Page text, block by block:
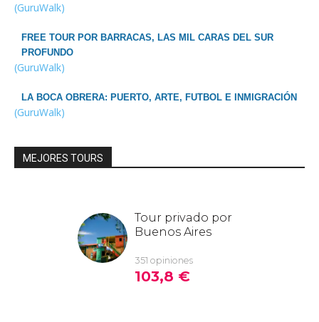
(GuruWalk)
FREE TOUR POR BARRACAS, LAS MIL CARAS DEL SUR
PROFUNDO
(GuruWalk)
LA BOCA OBRERA: PUERTO, ARTE, FUTBOL E INMIGRACIÓN
(GuruWalk)
MEJORES TOURS